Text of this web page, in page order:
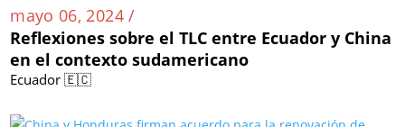
mayo 06, 2024 /
Reflexiones sobre el TLC entre Ecuador y China
en el contexto sudamericano
Ecuador 🇪🇨